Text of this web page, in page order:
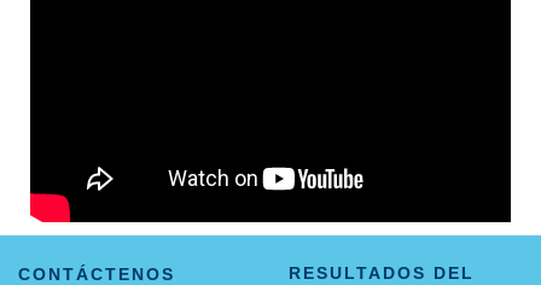
CONTÁCTENOS
RESULTADOS DEL